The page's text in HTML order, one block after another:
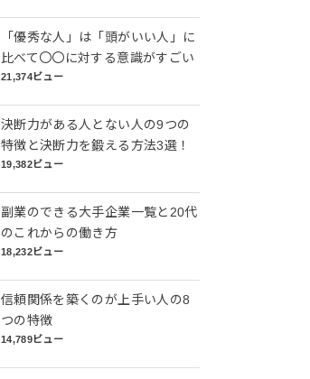
「優秀な人」は「頭がいい人」に
比べて〇〇に対する意識がすごい
21,374ビュー
決断力がある人とない人の9つの
特徴と決断力を鍛える方法3選！
19,382ビュー
副業のできる大手企業一覧と20代
のこれからの働き方
18,232ビュー
信頼関係を築くのが上手い人の8
つの特徴
14,789ビュー